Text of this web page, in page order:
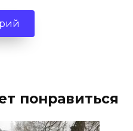
понравиться